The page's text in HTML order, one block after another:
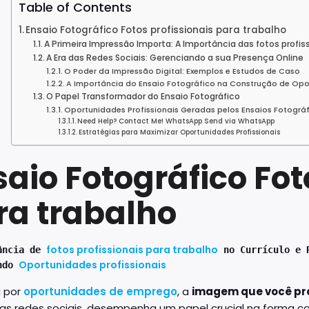
Table of Contents
Ensaio Fotográfico Fotos profissionais para trabalho
A Primeira Impressão Importa: A Importância das fotos
A Era das Redes Sociais: Gerenciando a sua Presença Online
O Poder da Impressão Digital: Exemplos e Estudos de Caso
A Importância do Ensaio Fotográfico na Construção de
O Papel Transformador do Ensaio Fotográfico
Oportunidades Profissionais Geradas pelos Ensaios
Need Help? Contact Me! WhatsApp Send via WhatsApp
Estratégias para Maximizar Oportunidades Profissionais
Fotográfico
trabalho
de fotos profissionais para trabalho no Currículo e
Oportunidades profissionais
por oportunidades de emprego, a imagem que você